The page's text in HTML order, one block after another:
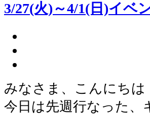
3/27(火)～4/1(日)イベ
みなさま、こんにちは
今日は先週行なった